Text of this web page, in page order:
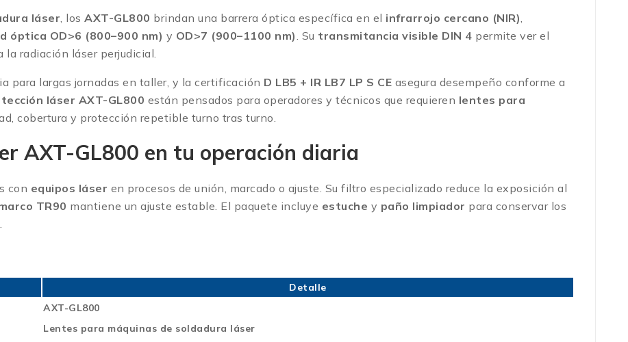
láser, los AXT-GL800 brindan una barrera óptica específica en el infrarrojo cercano (NIR),
óptica OD>6 (800–900 nm) y OD>7 (900–1100 nm). Su transmitancia visible DIN 4 permite ver el
radiación láser perjudicial.
para largas jornadas en taller, y la certificación D LB5 + IR LB7 LP S CE asegura desempeño conforme a
láser AXT-GL800 están pensados para operadores y técnicos que requieren lentes para
cobertura y protección repetible turno tras turno.
AXT-GL800 en tu operación diaria
con equipos láser en procesos de unión, marcado o ajuste. Su filtro especializado reduce la exposición al
TR90 mantiene un ajuste estable. El paquete incluye estuche y paño limpiador para conservar los
Detalle
AXT-GL800
Lentes para máquinas de soldadura láser